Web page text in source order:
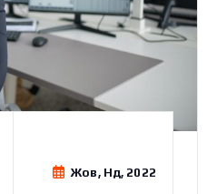
Жов, Нд, 2022